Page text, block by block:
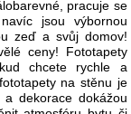
pracuje se
jsou výbornou
zeď a svůj domov!
ceny! Fototapety
chcete rychle a
na stěnu je
dekorace dokážou